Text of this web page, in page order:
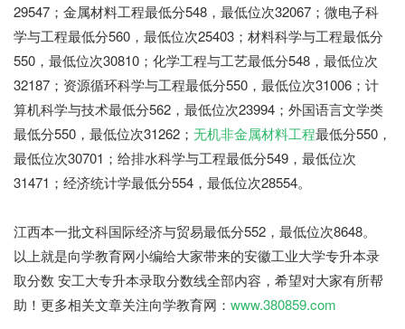
29547；金属材料工程最低分548，最低位次32067；微电子科
学与工程最低分560，最低位次25403；材料科学与工程最低分
550，最低位次30810；化学工程与工艺最低分548，最低位次
32187；资源循环科学与工程最低分550，最低位次31006；计
算机科学与技术最低分562，最低位次23994；外国语言文学类
最低分550，最低位次31262； 无机非金属材料工程最低分550，
最低位次30701；给排水科学与工程最低分549，最低位次
31471；经济统计学最低分554，最低位次28554。
江西本一批文科国际经济与贸易最低分552，最低位次8648。
以上就是向学教育网小编给大家带来的安徽工业大学专升本录
取分数 安工大专升本录取分数线全部内容，希望对大家有所帮
助！更多相关文章关注向学教育网： www.380859.com